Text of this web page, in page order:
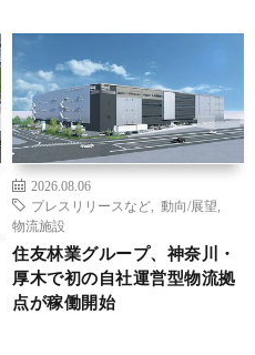
2026.08.06
プレスリリースなど
動向/展望
物流施設
住友林業グループ、神奈川・
厚木で初の自社運営型物流拠
点が稼働開始